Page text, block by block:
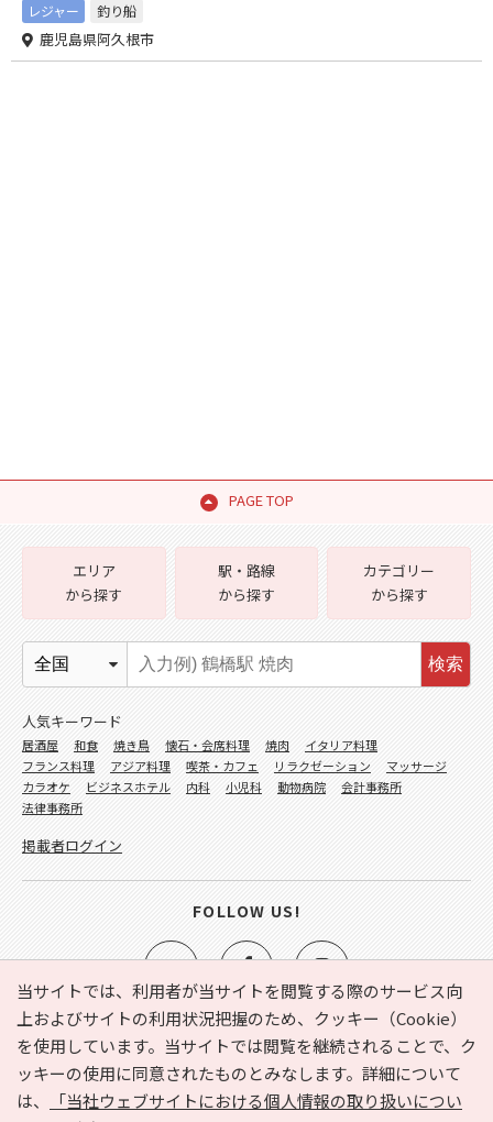
レジャー
釣り船
鹿児島県阿久根市
PAGE TOP
当サイトでは、利用者が当サイトを閲覧する際のサービス向
上およびサイトの利用状況把握のため、クッキー（Cookie）
を使用しています。当サイトでは閲覧を継続されることで、ク
ッキーの使用に同意されたものとみなします。詳細について
は、
「当社ウェブサイトにおける個人情報の取り扱いについ
e-NAVITA（イーナビタ）とは？ お気に入り
ヘルプ
利用規約
個人情報の取り扱いについて
運営会社
サイトマップ
広告掲載に関するお問い合わせ
エリア
から探す
駅・路線
から探す
カテゴリー
から探す
検索
人気キーワード
居酒屋 和食 焼き鳥 懐石・会席料理 焼肉
イタリア料理
フランス料理
アジア料理 喫茶・カフェ リラクゼーション
マッサージ
カラオケ
ビジネスホテル 内科 小児科 動物病院
会計事務所
法律事務所
掲載者ログイン
FOLLOW US!